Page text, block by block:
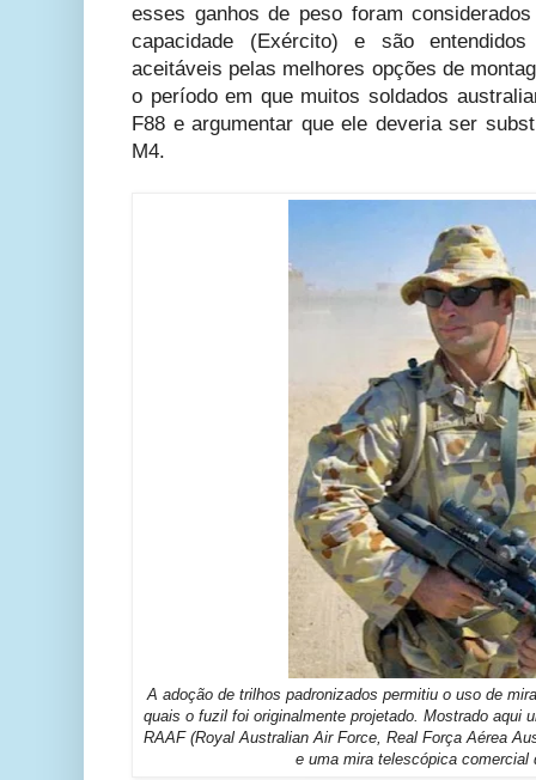
esses ganhos de peso foram
capacidade (Exército) e são
aceitáveis pelas melhores opções de
o período em que muitos soldados
F88 e argumentar que ele deveria ser
M4.
A adoção de trilhos padronizados permitiu o uso de
quais o fuzil foi originalmente projetado. Mostrado aqui
RAAF (Royal Australian Air Force, Real Força Aérea
e uma mira telescópica comercial